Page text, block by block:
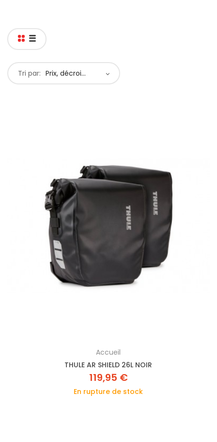
Tri par: Prix, décroissant
Accueil
THULE AR SHIELD 26L NOIR
119,95 €
En rupture de stock